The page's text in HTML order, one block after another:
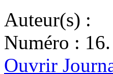
Auteur(s) :
Numéro :
Ouvrir